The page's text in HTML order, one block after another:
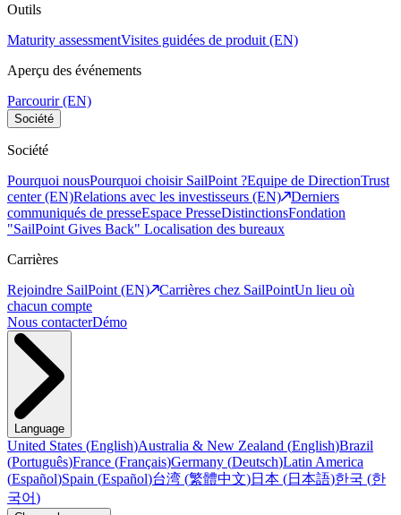
Outils
Maturity assessmentVisites guidées de produit (EN)
Aperçu des événements
Parcourir (EN)
Société
Société
Pourquoi nousPourquoi choisir SailPoint ?Equipe de DirectionTrust
center (EN)Relations avec les investisseurs (EN)
Derniers
communiqués de presseEspace PresseDistinctionsFondation
"SailPoint Gives Back" Localisation des bureaux
Carrières
Rejoindre SailPoint (EN)
Carrières chez SailPointUn lieu où
chacun compte
Nous contacterDémo
Language
United States (English)Australia & New Zealand (English)Brazil
(Português)France (Français)Germany (Deutsch)Latin America
(Español)Spain (Español)台湾 (繁體中文)日本 (日本語)한국 (한
국어)